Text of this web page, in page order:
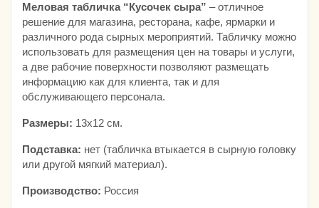
Меловая табличка “Кусочек сыра” – отличное
решение для магазина, ресторана, кафе, ярмарки и
различного рода сырных мероприятий. Табличку можно
использовать для размещения цен на товары и услуги,
а две рабочие поверхности позволяют размещать
информацию как для клиента, так и для
обслуживающего персонала.
Размеры: 13х12 см.
Подставка: нет (табличка втыкается в сырную головку
или другой мягкий материал).
Производство: Россия